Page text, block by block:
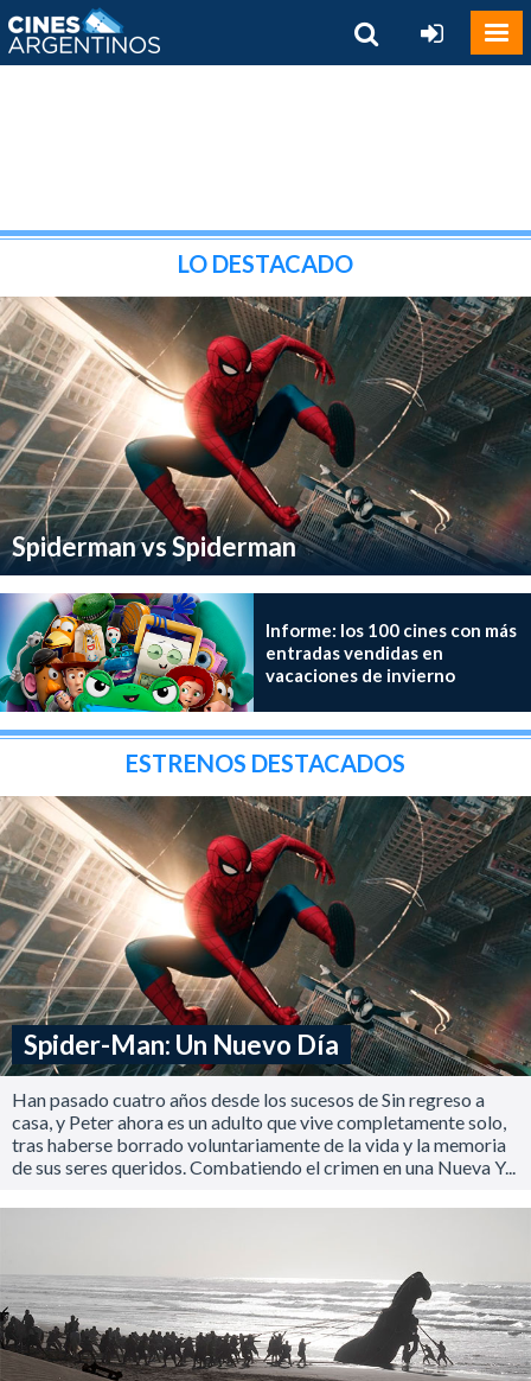
LO DESTACADO
Spiderman vs Spiderman
Informe: los 100 cines con más
entradas vendidas en
vacaciones de invierno
ESTRENOS DESTACADOS
Spider-Man: Un Nuevo Día
Han pasado cuatro años desde los sucesos de Sin regreso a
casa, y Peter ahora es un adulto que vive completamente solo,
tras haberse borrado voluntariamente de la vida y la memoria
de sus seres queridos. Combatiendo el crimen en una Nueva Y...